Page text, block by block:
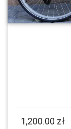
1,200.00 zł